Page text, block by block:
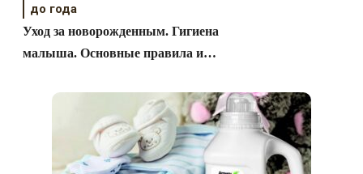
до года
Уход за новорожденным. Гигиена
малыша. Основные правила и